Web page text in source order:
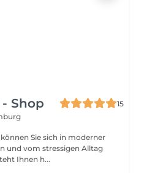
Shop
15
Sie sich in moderner
und vom stressigen Alltag
Ihnen h...